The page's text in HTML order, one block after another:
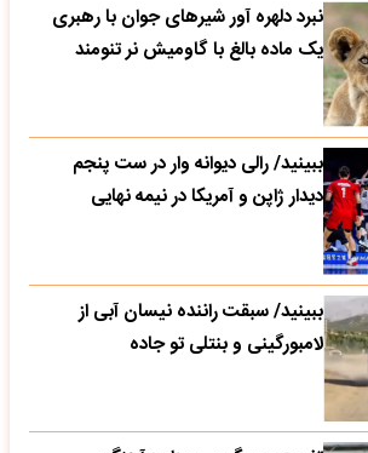
نبرد دلهره آور شیرهای جوان با رهبری
یک ماده بالغ با گاومیش نر تنومند
ببینید/ رالی دیوانه وار در ست پنجم
دیدار ژاپن و آمریکا در نیمه نهایی
ببینید/ سبقت راننده نیسان آبی از
لامبورگینی و بنتلی تو جاده